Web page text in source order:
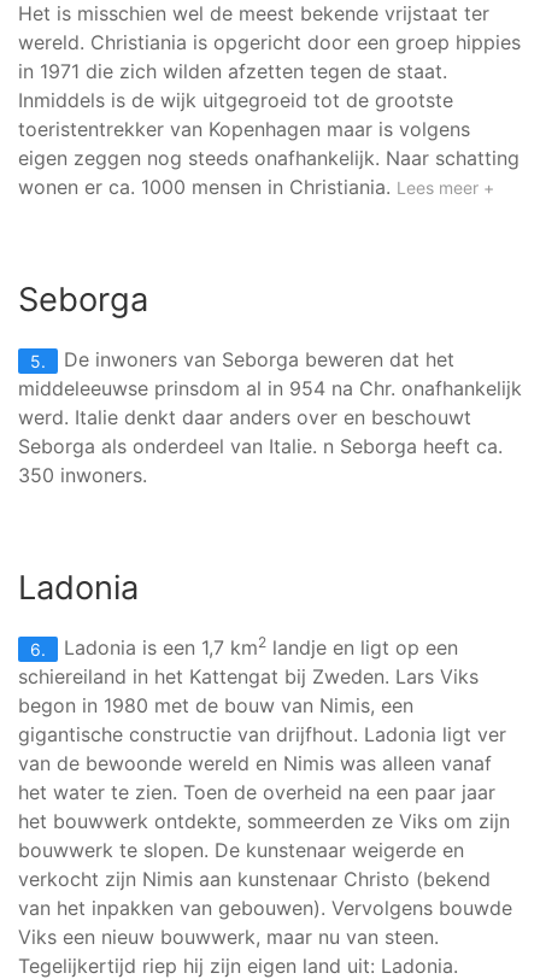
Het is misschien wel de meest bekende vrijstaat ter
wereld. Christiania is opgericht door een groep hippies
in 1971 die zich wilden afzetten tegen de staat.
Inmiddels is de wijk uitgegroeid tot de grootste
toeristentrekker van Kopenhagen maar is volgens
eigen zeggen nog steeds onafhankelijk. Naar schatting
wonen er ca. 1000 mensen in Christiania. Lees meer +
Seborga
5.
De inwoners van Seborga beweren dat het
middeleeuwse prinsdom al in 954 na Chr. onafhankelijk
werd. Italie denkt daar anders over en beschouwt
Seborga als onderdeel van Italie. n Seborga heeft ca.
350 inwoners.
Ladonia
6. Ladonia is een 1,7 km2 landje en ligt op een
schiereiland in het Kattengat bij Zweden. Lars Viks
begon in 1980 met de bouw van Nimis, een
gigantische constructie van drijfhout. Ladonia ligt ver
van de bewoonde wereld en Nimis was alleen vanaf
het water te zien. Toen de overheid na een paar jaar
het bouwwerk ontdekte, sommeerden ze Viks om zijn
bouwwerk te slopen. De kunstenaar weigerde en
verkocht zijn Nimis aan kunstenaar Christo (bekend
van het inpakken van gebouwen). Vervolgens bouwde
Viks een nieuw bouwwerk, maar nu van steen.
Tegelijkertijd riep hij zijn eigen land uit: Ladonia.